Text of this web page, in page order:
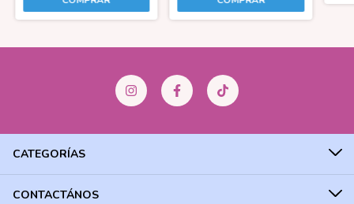
CATEGORÍAS
CONTACTÁNOS